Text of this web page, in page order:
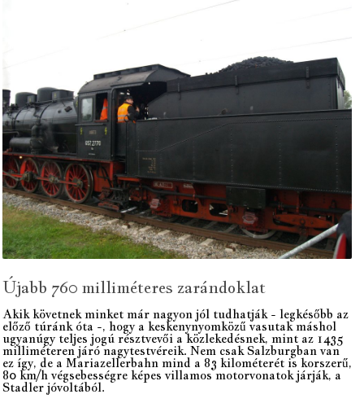
Újabb 760 milliméteres zarándoklat
Akik követnek minket már nagyon jól tudhatják - legkésőbb az
előző túránk óta -, hogy a keskenynyomközű vasutak máshol
ugyanúgy teljes jogú résztvevői a közlekedésnek, mint az 1435
milliméteren járó nagytestvéreik. Nem csak Salzburgban van
ez így, de a Mariazellerbahn mind a 83 kilométerét is korszerű,
80 km/h végsebességre képes villamos motorvonatok járják, a
Stadler jóvoltából.